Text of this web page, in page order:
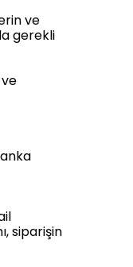
ve
gerekli
siparişin